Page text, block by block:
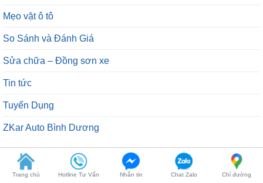
Mẹo vặt ô tô
So Sánh và Đánh Giá
Sửa chữa – Đồng sơn xe
Tin tức
Tuyển Dụng
ZKar Auto Bình Dương
DANH MỤC SẢN PHẨM
Trang chủ Hotline Tư Vấn Nhắn tin Chat Zalo Chỉ đường